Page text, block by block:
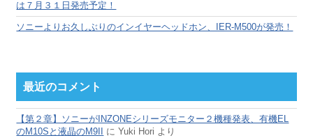
は７月３１日発売予定！
ソニーよりお久しぶりのインイヤーヘッドホン、IER-M500が発売！
最近のコメント
【第２章】ソニーがINZONEシリーズモニター２機種発表、有機EL
のM10Sと液晶のM9II
にYuki Hori より